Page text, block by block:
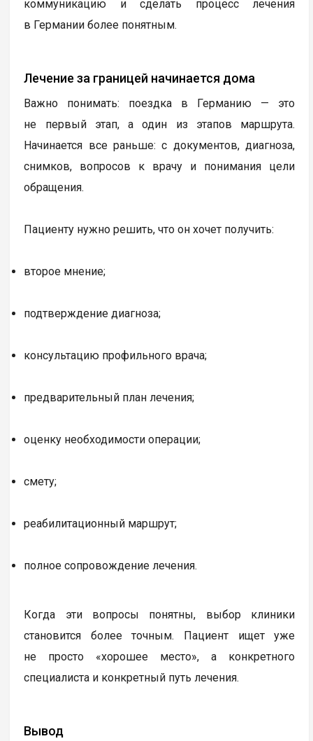
коммуникацию и сделать процесс лечения
в Германии более понятным.
Лечение за границей начинается дома
Важно понимать: поездка в Германию — это
не первый этап, а один из этапов маршрута.
Начинается все раньше: с документов, диагноза,
снимков, вопросов к врачу и понимания цели
обращения.
Пациенту нужно решить, что он хочет получить:
второе мнение;
подтверждение диагноза;
консультацию профильного врача;
предварительный план лечения;
оценку необходимости операции;
смету;
реабилитационный маршрут;
полное сопровождение лечения.
Когда эти вопросы понятны, выбор клиники
становится более точным. Пациент ищет уже
не просто «хорошее место», а конкретного
специалиста и конкретный путь лечения.
Вывод